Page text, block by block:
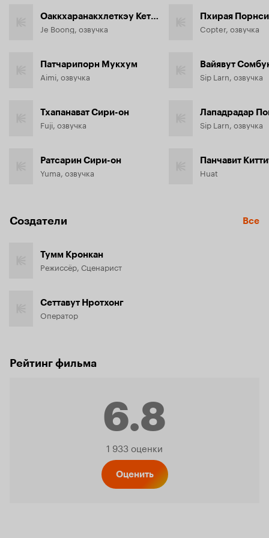
Оаккхаранакхлеткэу Кетсакхон
Je Boong, озвучка
Патчарипорн Мукхум
Aimi, озвучка
Тхапанават Сири-он
Fuji, озвучка
Ратсарин Сири-он
Yuma, озвучка
Пхирая
Copter, озвучка
Вайявут
Sip Larn, озвучка
Лападрадар
Sip Larn, озвучка
Панчавит
Huat
Создатели Все
Тумм Кронкан
Режиссёр, Сценарист
Сеттавут Нротхонг
Оператор
Рейтинг фильма
6.8
Рейтинг
1 933 оценки
Оценить